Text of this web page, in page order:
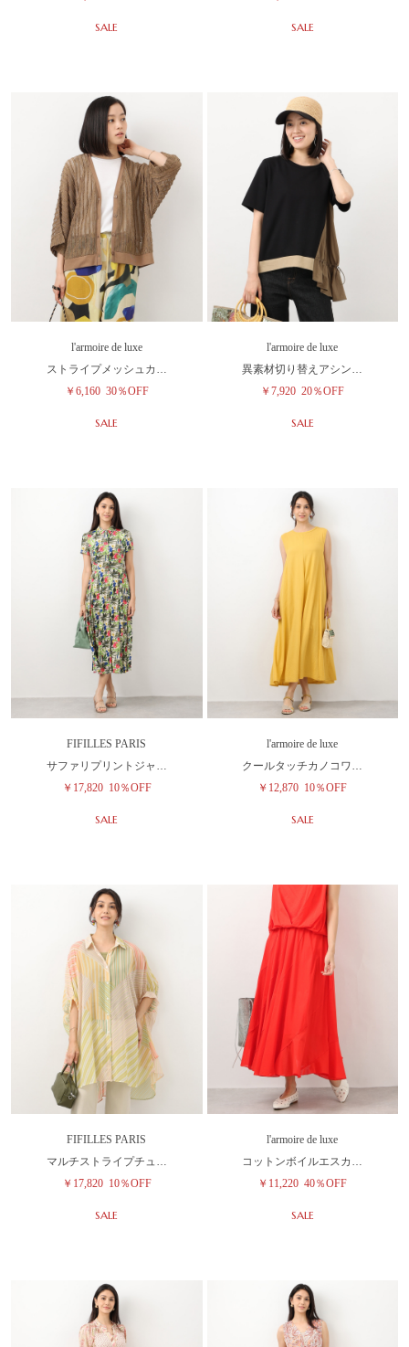
SALE SALE
l'armoire de luxe
ストライプメッシュカ…
￥6,160 30％OFF
SALE
l'armoire de luxe
異素材切り替えアシン…
￥7,920 20％OFF
SALE
FIFILLES PARIS
サファリプリントジャ…
￥17,820 10％OFF
SALE
l'armoire de luxe
クールタッチカノコワ…
￥12,870 10％OFF
SALE
FIFILLES PARIS
マルチストライプチュ…
￥17,820 10％OFF
SALE
l'armoire de luxe
コットンボイルエスカ…
￥11,220 40％OFF
SALE